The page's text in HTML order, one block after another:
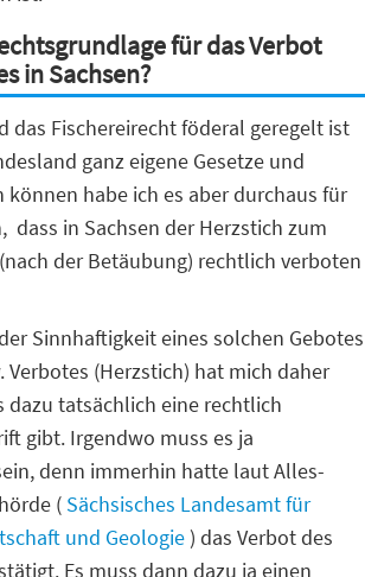
für das Verbot
in Sachsen?
das Fischereirecht föderal geregelt ist
ganz eigene Gesetze und
können habe ich es aber durchaus für
dass in Sachsen der Herzstich zum
der Betäubung) rechtlich verboten
Sinnhaftigkeit eines solchen Gebotes
Verbotes (Herzstich) hat mich daher
dazu tatsächlich eine rechtlich
gibt. Irgendwo muss es ja
denn immerhin hatte laut Alles-
( Sächsisches Landesamt für
und Geologie) das Verbot des
Es muss dann dazu ja einen